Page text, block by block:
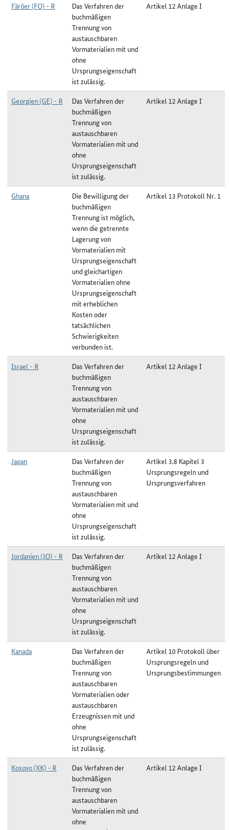
Färöer (FO) - R
Das Verfahren der
buchmäßigen
Trennung von
austauschbaren
Vormaterialien mit und
ohne
Ursprungseigenschaft
ist zulässig.
Artikel 12 Anlage I
Georgien (GE) - R
Das Verfahren der
buchmäßigen
Trennung von
austauschbaren
Vormaterialien mit und
ohne
Ursprungseigenschaft
ist zulässig.
Artikel 12 Anlage I
Ghana
Die Bewilligung der
buchmäßigen
Trennung ist möglich,
wenn die getrennte
Lagerung von
Vormaterialien mit
Ursprungseigenschaft
und gleichartigen
Vormaterialien ohne
Ursprungseigenschaft
mit erheblichen
Kosten oder
tatsächlichen
Schwierigkeiten
verbunden ist.
Artikel 13 Protokoll Nr. 1
Israel - R
Das Verfahren der
buchmäßigen
Trennung von
austauschbaren
Vormaterialien mit und
ohne
Ursprungseigenschaft
ist zulässig.
Artikel 12 Anlage I
Japan
Das Verfahren der
buchmäßigen
Trennung von
austauschbaren
Vormaterialien mit und
ohne
Ursprungseigenschaft
ist zulässig.
Artikel 3.8 Kapitel 3
Ursprungsregeln und
Ursprungsverfahren
Jordanien (JO) - R
Das Verfahren der
buchmäßigen
Trennung von
austauschbaren
Vormaterialien mit und
ohne
Ursprungseigenschaft
ist zulässig.
Artikel 12 Anlage I
Kanada
Das Verfahren der
buchmäßigen
Trennung von
austauschbaren
Vormaterialien oder
austauschbaren
Erzeugnissen mit und
ohne
Ursprungseigenschaft
ist zulässig.
Artikel 10 Protokoll über
Ursprungsregeln und
Ursprungsbestimmungen
Kosovo (XK) - R
Das Verfahren der
buchmäßigen
Trennung von
austauschbaren
Vormaterialien mit und
ohne
Artikel 12 Anlage I